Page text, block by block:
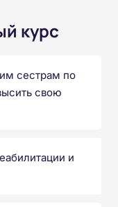
курс
сестрам по
свою
и